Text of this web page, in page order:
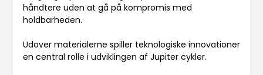
håndtere uden at gå på kompromis med
holdbarheden.
Udover materialerne spiller teknologiske innovationer
en central rolle i udviklingen af Jupiter cykler.